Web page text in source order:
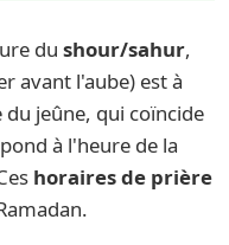
du shour/sahur,
avant l'aube) est à
jeûne, qui coïncide
à l'heure de la
horaires de prière